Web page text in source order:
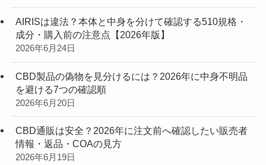
AIRISは違法？本体と中身を分けて確認する510規格・
成分・購入前の注意点【2026年版】
2026年6月24日
CBD製品の偽物を見分けるには？2026年に中身不明品
を避ける7つの確認順
2026年6月20日
CBD通販は安全？2026年に注文前へ確認したい販売者
情報・返品・COAの見方
2026年6月19日